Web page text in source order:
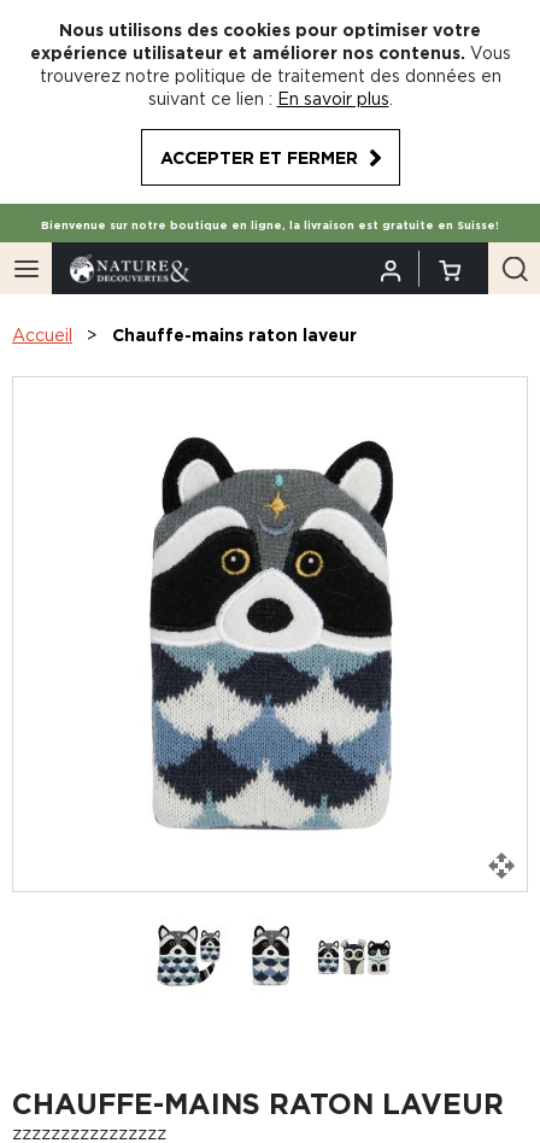
Nous utilisons des cookies pour optimiser votre
expérience utilisateur et améliorer nos contenus. Vous
trouverez notre politique de traitement des données en
suivant ce lien : En savoir plus
ACCEPTER ET FERMER
Bienvenue sur notre boutique en ligne, la livraison est gratuite en Suisse!
Accueil Chauffe-mains raton laveur
CHAUFFE-MAINS RATON LAVEUR
zzzzzzzzzzzzzzzz